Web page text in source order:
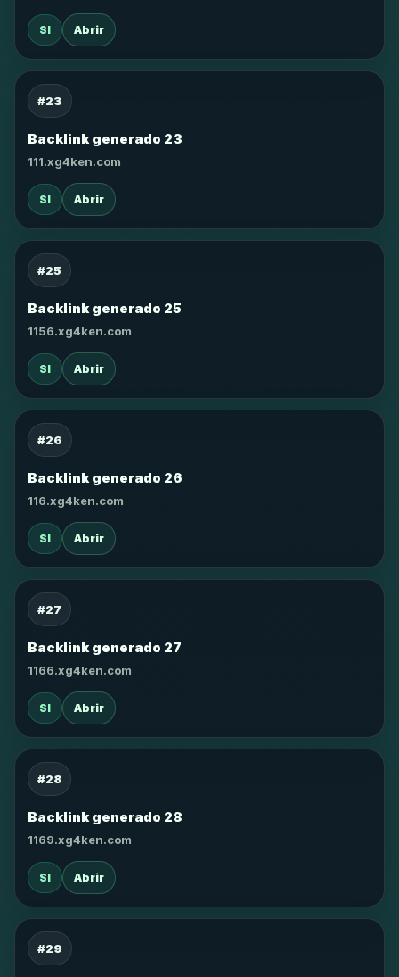
SI Abrir
#23
Backlink generado 23
111.xg4ken.com
SI Abrir
#25
Backlink generado 25
1156.xg4ken.com
SI Abrir
#26
Backlink generado 26
116.xg4ken.com
SI Abrir
#27
Backlink generado 27
1166.xg4ken.com
SI Abrir
#28
Backlink generado 28
1169.xg4ken.com
SI Abrir
#29